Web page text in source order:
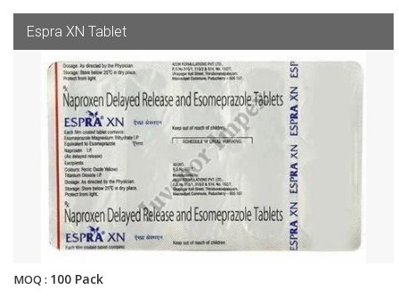
Espra XN Tablet
MOQ : 100 Pack